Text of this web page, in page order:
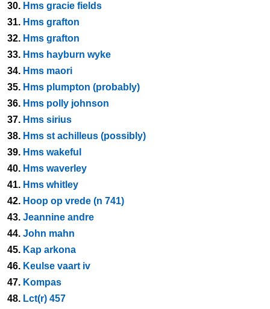
30. Hms gracie fields
31. Hms grafton
32. Hms grafton
33. Hms hayburn wyke
34. Hms maori
35. Hms plumpton (probably)
36. Hms polly johnson
37. Hms sirius
38. Hms st achilleus (possibly)
39. Hms wakeful
40. Hms waverley
41. Hms whitley
42. Hoop op vrede (n 741)
43. Jeannine andre
44. John mahn
45. Kap arkona
46. Keulse vaart iv
47. Kompas
48. Lct(r) 457